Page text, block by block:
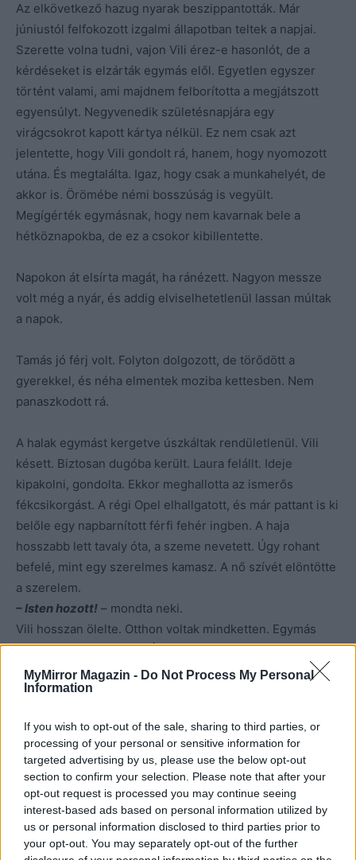
MyMirror Magazin - Do Not Process My Personal
Information
If you wish to opt-out of the sale, sharing to third parties, or
processing of your personal or sensitive information for
targeted advertising by us, please use the below opt-out
section to confirm your selection. Please note that after your
opt-out request is processed you may continue seeing
interest-based ads based on personal information utilized by
us or personal information disclosed to third parties prior to
your opt-out. You may separately opt-out of the further
Az elkövetkező hazug nyarak beszippantották. Már
júniustól felfokozott izgalmi állapotban teltek a napjai.
Szerette volna tudni, vajon Vili érez-e hasonlót, de a
kérdéseket is elzárták egymás elől. Egyetlen egyszer
történt valami, ami majdnem felborította a megjátszott
egyensúlyt. Negyvenedik születésnapjára egy
virágcsokrot kapott kártya nélkül. Ez nem csak azt
jelentette, hogy Vili gondolt rá, hanem, hogy nyomozott
utána. És megtalálta. Igaz, hogy csak a munkahelyét, de
akkor is. Örömébe némi bosszúság is vegyült.
Megígérték egymásnak, hogy nem kavarnak bele a
hétköznapokba, de ez a csokor kibillentette.
Napokon át elsírta magát, ha ránézett. Nagyon messze
volt még a nyár, és addig elviselhetetlenül lassan múltak
a napok.
Tamás jó férj volt. Folyton dolgozott, de törődött a
gyerekkel, és néha elmentek moziba kettesben. Nem
panaszkodott rá.
A halak egymást kergetve úszkáltak rendületlenül. Vili
késett. Biztosan dugóba került. Laura felállt. Ideje
kipakolni, gondolta. Ekkor meghallotta az ismerős
fékcsikorgást. A régi Opel elhallgatott, és már pattant is ki
belőle egy napbarnított férfi fehér ingben. A haja
hosszabb lett tavaly óta, a szeme nevetett. Úgy rohant
befelé, mint egy szerelmes kamasz. A nő szívét elöntötte
a szerelem.
– Isten hozott! – mondta neki.
Vili hosszan ölelte. Otthon voltak mindketten. Egymás
szemében és lelkében. És Laura testében a rák is ott
lakozott.
valóban nem volt szükség kemóra. Megműtötték, és úgy
tűnt, minden szépen alakul. A heg gyönyörűen gyógyult.
A két hét szerelem éltette egész évben. Tudta, hogy
egyszer véget fog érni, mert nem lehetett másként.
Minden hazugság kiderül, és akkor nagyot szól.
Betegsége alatt Tamás végig mellette volt. Minden